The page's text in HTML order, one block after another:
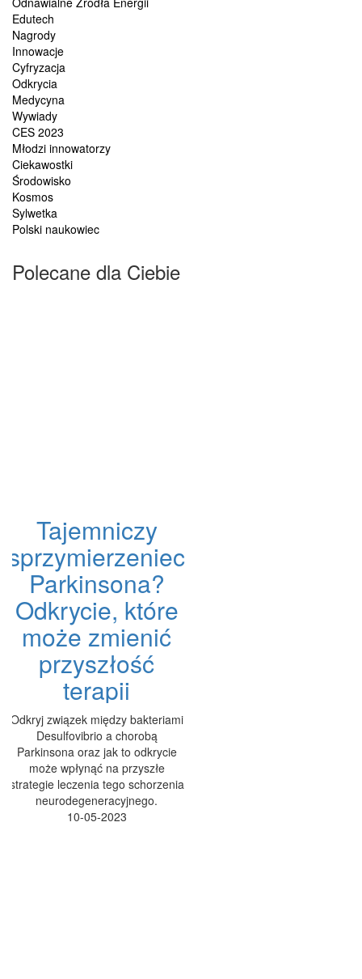
Edutech
Nagrody
Innowacje
Cyfryzacja
Odkrycia
Medycyna
Wywiady
CES 2023
Młodzi innowatorzy
Ciekawostki
Środowisko
Kosmos
Sylwetka
Polski naukowiec
Polecane dla Ciebie
Tajemniczy
sprzymierzeniec
Parkinsona?
Odkrycie, które
może zmienić
przyszłość
terapii
Odkryj związek między bakteriami
Desulfovibrio a chorobą
Parkinsona oraz jak to odkrycie
może wpłynąć na przyszłe
strategie leczenia tego schorzenia
neurodegeneracyjnego.
10-05-2023